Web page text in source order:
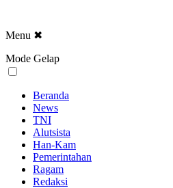
Menu ✖
Mode Gelap
Beranda
News
TNI
Alutsista
Han-Kam
Pemerintahan
Ragam
Redaksi